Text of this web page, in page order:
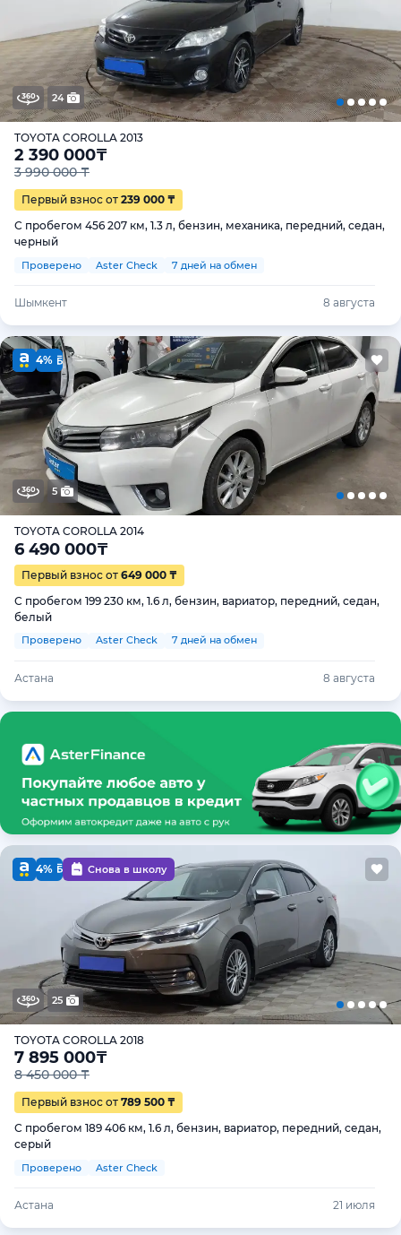
24
TOYOTA COROLLA 2013
2 390 000₸
3 990 000 ₸
Первый взнос от 239 000 ₸
С пробегом 456 207 км, 1.3 л, бензин, механика, передний, седан,
черный
Проверено Aster Check 7 дней на обмен
Шымкент 8 августа
4%
5
TOYOTA COROLLA 2014
6 490 000₸
Первый взнос от 649 000 ₸
С пробегом 199 230 км, 1.6 л, бензин, вариатор, передний, седан,
белый
Проверено Aster Check 7 дней на обмен
Астана 8 августа
4% Снова в школу
25
TOYOTA COROLLA 2018
7 895 000₸
8 450 000 ₸
Первый взнос от 789 500 ₸
С пробегом 189 406 км, 1.6 л, бензин, вариатор, передний, седан,
серый
Проверено Aster Check
Астана 21 июля